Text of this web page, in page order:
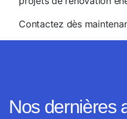
Contactez dès
Nos dernières